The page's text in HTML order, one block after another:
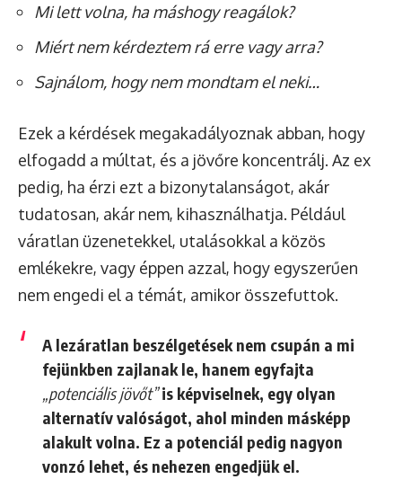
Mi lett volna, ha máshogy reagálok?
Miért nem kérdeztem rá erre vagy arra?
Sajnálom, hogy nem mondtam el neki…
Ezek a kérdések megakadályoznak abban, hogy
elfogadd a múltat, és a jövőre koncentrálj. Az ex
pedig, ha érzi ezt a bizonytalanságot, akár
tudatosan, akár nem, kihasználhatja. Például
váratlan üzenetekkel, utalásokkal a közös
emlékekre, vagy éppen azzal, hogy egyszerűen
nem engedi el a témát, amikor összefuttok.
A lezáratlan beszélgetések nem csupán a mi
fejünkben zajlanak le, hanem egyfajta
„potenciális jövőt”is képviselnek, egy olyan
alternatív valóságot, ahol minden másképp
alakult volna. Ez a potenciál pedig nagyon
vonzó lehet, és nehezen engedjük el.